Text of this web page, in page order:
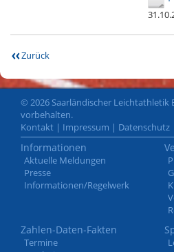
Zurück
© 2026 Saarländischer Leichtathletik
vorbehalten.
Kontakt | Impressum | Datenschutz
Informationen
Aktuelle Meldungen
Presse
Informationen/Regelwerk
Zahlen-Daten-Fakten
Termine